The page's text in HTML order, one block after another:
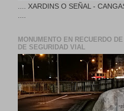
.... XARDINS O SEÑAL -
MONUMENTO EN RECUERDO
DE SEGURIDAD VIAL